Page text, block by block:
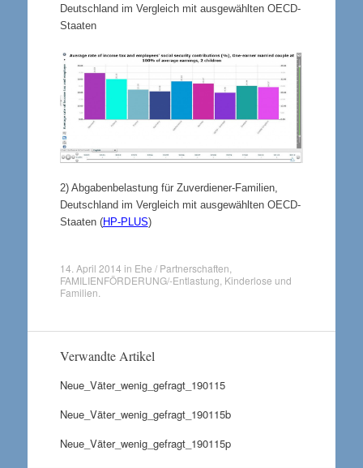
Deutschland im Vergleich mit ausgewählten OECD-
Staaten
2) Abgabenbelastung für Zuverdiener-Familien,
Deutschland im Vergleich mit ausgewählten OECD-
Staaten (HP-PLUS)
14. April 2014 in Ehe / Partnerschaften
FAMILIENFÖRDERUNG/-Entlastung Kinderlose und
Familien
Verwandte Artikel
Neue_Väter_wenig_gefragt_190115
Neue_Väter_wenig_gefragt_190115b
Neue_Väter_wenig_gefragt_190115p